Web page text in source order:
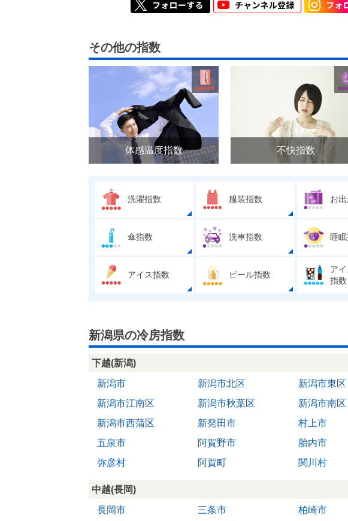
その他の指数
体感温度指数 不快指数
洗濯指数 服装指数 お
傘指数 洗車指数 睡
アイス指数 ビール指数
ア
指数
新潟県の冷房指数
下越(新潟)
新潟市
新潟市北区 新潟市東区
新潟市江南区
新潟市秋葉区 新潟市南区
新潟市西蒲区
新発田市 村上市
五泉市
阿賀野市 胎内市
弥彦村
阿賀町 関川村
中越(長岡)
長岡市
三条市 柏崎市